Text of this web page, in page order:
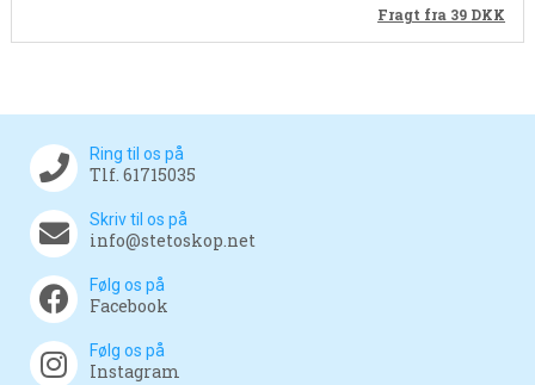
Fragt fra 39 DKK
Ring til os på
Tlf. 61715035
Skriv til os på
info@stetoskop.net
Følg os på
Facebook
Følg os på
Instagram